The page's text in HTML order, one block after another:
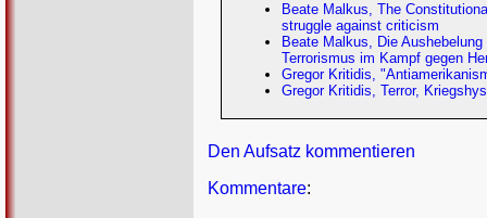
Beate Malkus, The
struggle against criticism
Beate Malkus, Die
Terrorismus im Kampf gegen
Gregor Kritidis,
Gregor Kritidis, Terror,
Den Aufsatz kommentieren
Kommentare: